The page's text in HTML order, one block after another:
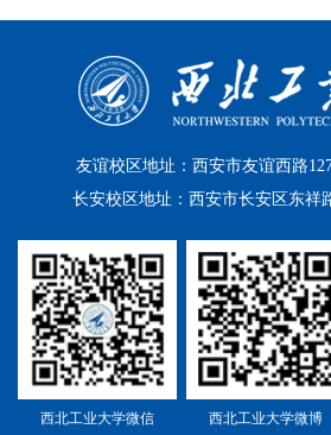
友谊校区地址：西安市友谊西路
长安校区地址：西安市长安区东祥
西北工业大学微信 西北工业大学微博